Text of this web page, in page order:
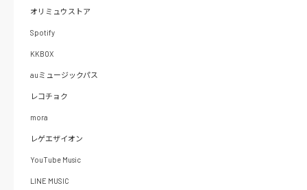
オリミュウストア
Spotify
KKBOX
auミュージックパス
レコチョク
mora
レゲエザイオン
YouTube Music
LINE MUSIC